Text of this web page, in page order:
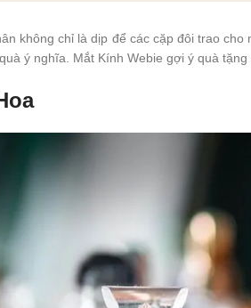
không chỉ là dịp để các cặp đôi trao
ý nghĩa. Mắt Kính Webie gợi ý quà